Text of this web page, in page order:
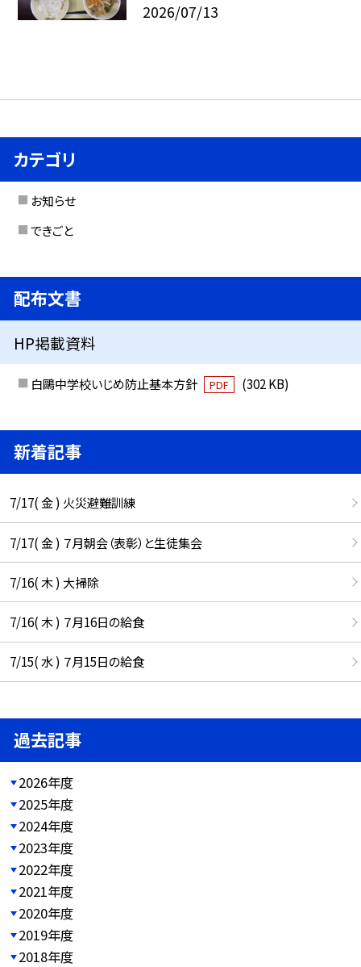
2026/07/13
カテゴリ
お知らせ
できごと
配布文書
HP掲載資料
白鷗中学校いじめ防止基本方針 PDF (302 KB)
新着記事
7/17( 金 ) 火災避難訓練
7/17( 金 ) ７月朝会（表彰）と生徒集会
7/16( 木 ) 大掃除
7/16( 木 ) ７月16日の給食
7/15( 水 ) ７月15日の給食
過去記事
2026年度
2025年度
2024年度
2023年度
2022年度
2021年度
2020年度
2019年度
2018年度